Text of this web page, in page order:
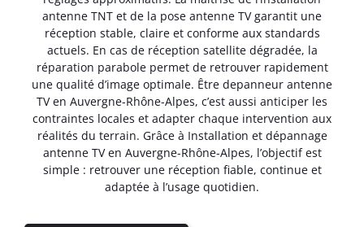
antenne TNT et de la pose antenne TV garantit une
réception stable, claire et conforme aux standards
actuels. En cas de réception satellite dégradée, la
réparation parabole permet de retrouver rapidement
une qualité d’image optimale. Être depanneur antenne
TV en Auvergne-Rhône-Alpes, c’est aussi anticiper les
contraintes locales et adapter chaque intervention aux
réalités du terrain. Grâce à Installation et dépannage
antenne TV en Auvergne-Rhône-Alpes, l’objectif est
simple : retrouver une réception fiable, continue et
adaptée à l’usage quotidien.